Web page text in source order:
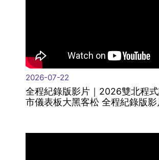
2026-07-22
全程紀錄版影片｜2026雙北程
市儀表板大黑客松 全程紀錄版影